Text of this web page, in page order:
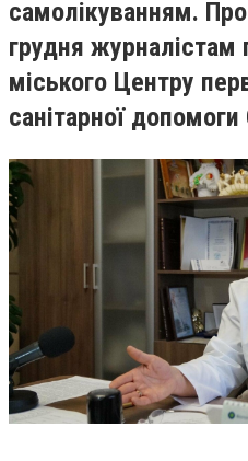
самолікуванням.
грудня журналістам
міського Центру
санітарної